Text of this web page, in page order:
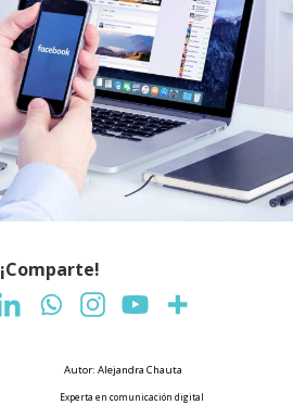
¡Comparte!
Autor: Alejandra Chauta
Experta en comunicación digital